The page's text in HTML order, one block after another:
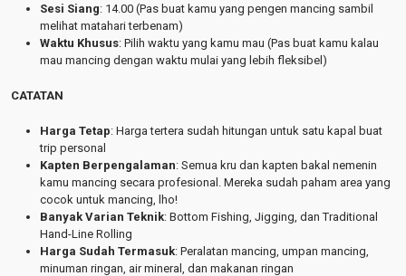
Sesi Siang: 14.00 (Pas buat kamu yang pengen mancing sambil
melihat matahari terbenam)
Waktu Khusus: Pilih waktu yang kamu mau (Pas buat kamu kalau
mau mancing dengan waktu mulai yang lebih fleksibel)
CATATAN
Harga Tetap: Harga tertera sudah hitungan untuk satu kapal buat
trip personal
Kapten Berpengalaman: Semua kru dan kapten bakal nemenin
kamu mancing secara profesional. Mereka sudah paham area yang
cocok untuk mancing, lho!
Banyak Varian Teknik: Bottom Fishing, Jigging, dan Traditional
Hand-Line Rolling
Harga Sudah Termasuk: Peralatan mancing, umpan mancing,
minuman ringan, air mineral, dan makanan ringan